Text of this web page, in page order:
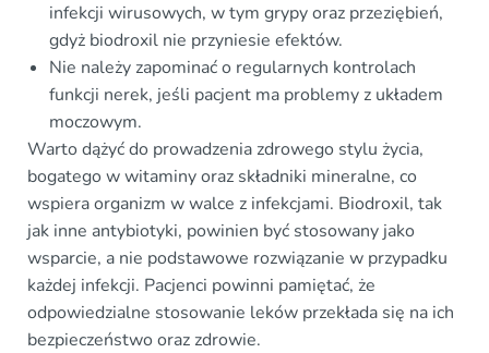
infekcji wirusowych, w tym grypy oraz przeziębień,
gdyż biodroxil nie przyniesie efektów.
Nie należy zapominać o regularnych kontrolach
funkcji nerek, jeśli pacjent ma problemy z układem
moczowym.
Warto dążyć do prowadzenia zdrowego stylu życia,
bogatego w witaminy oraz składniki mineralne, co
wspiera organizm w walce z infekcjami. Biodroxil, tak
jak inne antybiotyki, powinien być stosowany jako
wsparcie, a nie podstawowe rozwiązanie w przypadku
każdej infekcji. Pacjenci powinni pamiętać, że
odpowiedzialne stosowanie leków przekłada się na ich
bezpieczeństwo oraz zdrowie.